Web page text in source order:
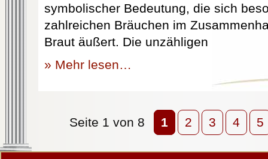
symbolischer Bedeutung, die sich
zahlreichen Bräuchen im
Braut äußert. Die unzähligen
» Mehr lesen…
Seite 1 von 8 1 2 3 4 5